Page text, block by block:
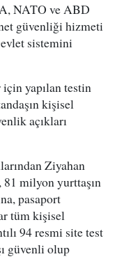
NATO ve ABD
güvenliği hizmeti
sistemini
yapılan testin
kişisel
açıkları
Ziyahan
81 milyon yurttaşın
pasaport
tüm kişisel
94 resmi site test
güvenli olup